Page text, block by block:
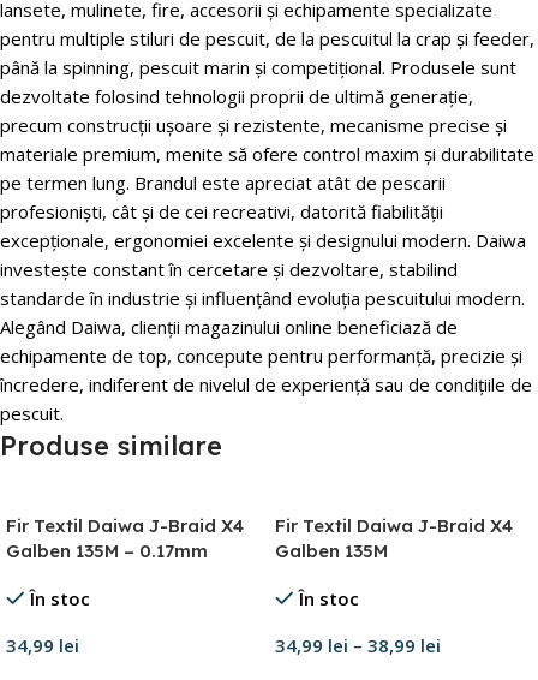
lansete, mulinete, fire, accesorii și echipamente specializate
pentru multiple stiluri de pescuit, de la pescuitul la crap și feeder,
până la spinning, pescuit marin și competițional. Produsele sunt
dezvoltate folosind tehnologii proprii de ultimă generație,
precum construcții ușoare și rezistente, mecanisme precise și
materiale premium, menite să ofere control maxim și durabilitate
pe termen lung. Brandul este apreciat atât de pescarii
profesioniști, cât și de cei recreativi, datorită fiabilității
excepționale, ergonomiei excelente și designului modern. Daiwa
investește constant în cercetare și dezvoltare, stabilind
standarde în industrie și influențând evoluția pescuitului modern.
Alegând Daiwa, clienții magazinului online beneficiază de
echipamente de top, concepute pentru performanță, precizie și
încredere, indiferent de nivelul de experiență sau de condițiile de
pescuit.
Produse similare
Fir Textil Daiwa J-Braid X4
Galben 135M – 0.17mm
În stoc
34,99 lei
Fir Textil Daiwa J-Braid X4
Galben 135M
În stoc
34,99 lei – 38,99 lei